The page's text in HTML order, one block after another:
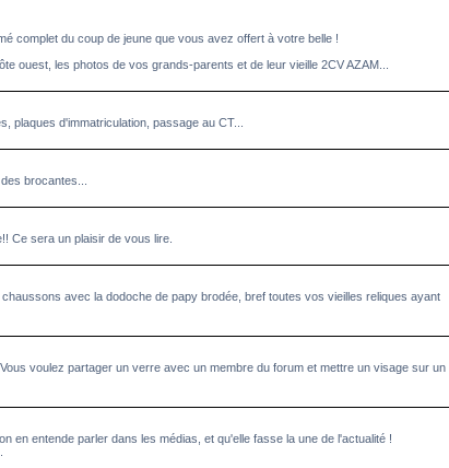
complet du coup de jeune que vous avez offert à votre belle !
ouest, les photos de vos grands-parents et de leur vieille 2CV AZAM...
plaques d'immatriculation, passage au CT...
brocantes...
Ce sera un plaisir de vous lire.
avec la dodoche de papy brodée, bref toutes vos vieilles reliques ayant
voulez partager un verre avec un membre du forum et mettre un visage sur un
en entende parler dans les médias, et qu'elle fasse la une de l'actualité !